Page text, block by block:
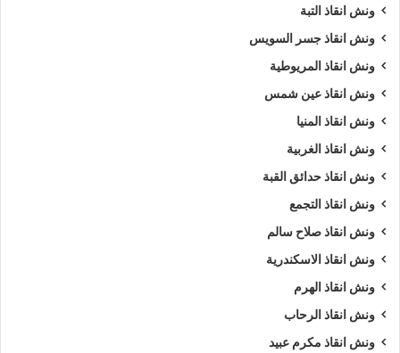
ونش انقاذ التبة
ونش انقاذ جسر السويس
ونش انقاذ المريوطية
ونش انقاذ عين شمس
ونش انقاذ المنيا
ونش انقاذ الغربية
ونش انقاذ حدائق القبة
ونش انقاذ التجمع
ونش انقاذ صلاح سالم
ونش انقاذ الاسكندرية
ونش انقاذ الهرم
ونش انقاذ الرحاب
ونش انقاذ مكرم عبيد